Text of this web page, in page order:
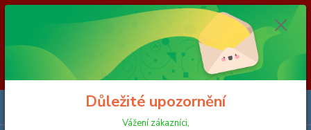
Vážení zákazníci, v termínu od 8. 8. 2026 do 23. 8. 2026 nebude z
důvodu čerpání dovolené probíhat expedice objednávek a bude omezen
provoz e-shopu HRACKYNABYTEK.CZ. Objednávky přijaté, nebo
uhrazené do čtvrtka 6. 8. 2026 budou expedovány v pátek 7. 8. 2026.
Objednávky přijaté, nebo uhrazené od pátku 7. 8. 2026 do neděle 23. 8.
2026 budou postupně expedovány od pondělí 24. 8. 2026. Děkujeme za
pochopení HRACKYNABYTEK.CZ
Důležité upozornění
Vážení zákazníci,